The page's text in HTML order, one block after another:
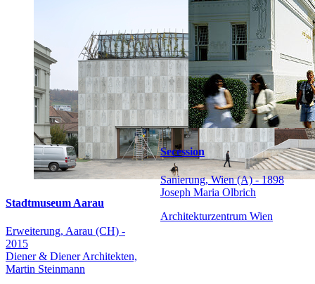
Stadtmuseum Aarau
Erweiterung, Aarau (CH) -
2015
Diener & Diener Architekten,
Martin Steinmann
Secession
Sanierung, Wien (A) - 1898
Joseph Maria Olbrich
Architekturzentrum Wien